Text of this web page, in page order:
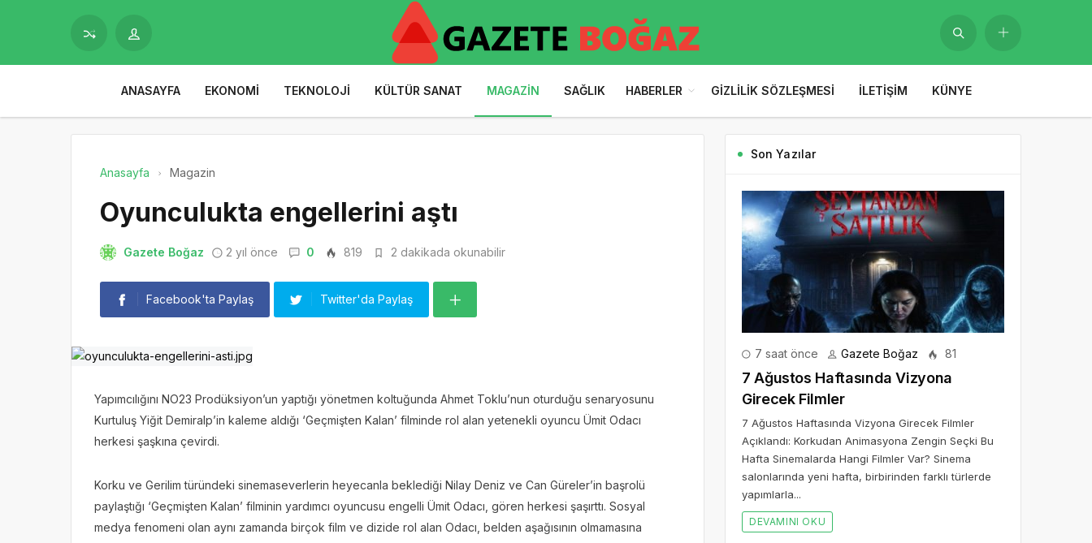
ANASAYFA EKONOMI TEKNOLOJI KÜLTÜR SANAT MAGAZIN SAĞLIK HABERLER GIZLILIK SÖZLEŞMESI İLETIŞIM KÜNYE
Anasayfa Magazin
Oyunculukta engellerini aştı
Gazete Boğaz 2 yıl önce 0 819 2 dakikada okunabilir
Facebook'ta Paylaş Twitter'da Paylaş
Yapımcılığını NO23 Prodüksiyon’un yaptığı yönetmen koltuğunda Ahmet Toklu’nun oturduğu senaryosunu
Kurtuluş Yiğit Demiralp’in kaleme aldığı ‘Geçmişten Kalan’ filminde rol alan yetenekli oyuncu Ümit Odacı
herkesi şaşkına çevirdi.
Korku ve Gerilim türündeki sinemaseverlerin heyecanla beklediği Nilay Deniz ve Can Güreler’in başrolü
paylaştığı ‘Geçmişten Kalan’ filminin yardımcı oyuncusu engelli Ümit Odacı, gören herkesi şaşırttı. Sosyal
medya fenomeni olan aynı zamanda birçok film ve dizide rol alan Odacı, belden aşağısının olmamasına
Son Yazılar
7 saat önce Gazete Boğaz 81
7 Ağustos Haftasında Vizyona
Girecek Filmler
7 Ağustos Haftasında Vizyona Girecek Filmler
Açıklandı: Korkudan Animasyona Zengin Seçki Bu
Hafta Sinemalarda Hangi Filmler Var? Sinema
salonlarında yeni hafta, birbirinden farklı türlerde
yapımlarla...
DEVAMINI OKU